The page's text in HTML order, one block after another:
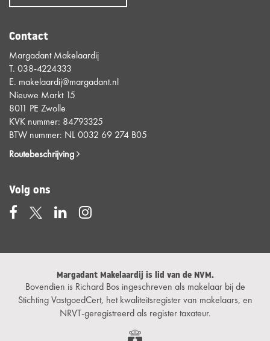
Contact
Margadant Makelaardij
T. 038-4224333
E. makelaardij@margadant.nl
Nieuwe Markt 15
8011 PE Zwolle
KVK nummer: 84793325
BTW nummer: NL 0032 69 274 B05
Routebeschrijving
Volg ons
Margadant Makelaardij is lid van de NVM.
Bovendien is Richard Bos ingeschreven als makelaar bij de
Stichting VastgoedCert, het kwaliteitsregister van makelaars, en
NRVT-geregistreerd als register taxateur.